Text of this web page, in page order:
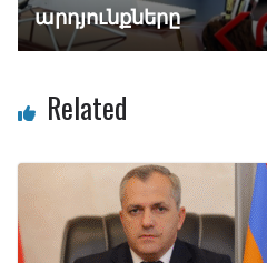
արդյունքները
Related